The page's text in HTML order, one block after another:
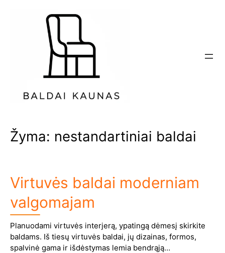
Žyma: nestandartiniai baldai
Virtuvės baldai moderniam
valgomajam
Planuodami virtuvės interjerą, ypatingą dėmesį skirkite
baldams. Iš tiesų virtuvės baldai, jų dizainas, formos,
spalvinė gama ir išdėstymas lemia bendrąją…